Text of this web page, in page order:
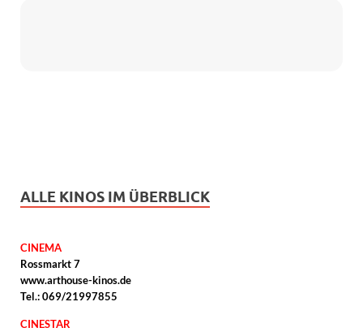
ALLE KINOS IM ÜBERBLICK
CINEMA
Rossmarkt 7
www.arthouse-kinos.de
Tel.: 069/21997855
CINESTAR